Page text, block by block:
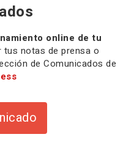
online de tu
tus notas de prensa o
de Comunicados de